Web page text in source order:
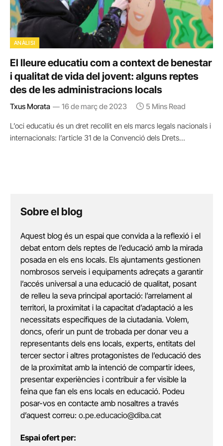
ANÀLISI
El lleure educatiu com a context de benestar
i qualitat de vida del jovent: alguns reptes
des de les administracions locals
Txus Morata 16 de març de 2023 5 Mins Read
L’oci educatiu és un dret recollit en els marcs legals nacionals i
internacionals: l’article 31 de la Convenció dels Drets…
Sobre el blog
Aquest blog és un espai que convida a la reflexió i el
debat entorn dels reptes de l’educació amb la mirada
posada en els ens locals. Els ajuntaments gestionen
nombrosos serveis i equipaments adreçats a garantir
l’accés universal a una educació de qualitat, posant
de relleu la seva principal aportació: l’arrelament al
territori, la proximitat i la capacitat d’adaptació a les
necessitats específiques de la ciutadania. Volem,
doncs, oferir un punt de trobada per donar veu a
representants dels ens locals, experts, entitats del
tercer sector i altres protagonistes de l’educació des
de la proximitat amb la intenció de compartir idees,
presentar experiències i contribuir a fer visible la
feina que fan els ens locals en educació. Podeu
posar-vos en contacte amb nosaltres a través
d’aquest correu: o.pe.educacio@diba.cat
Espai ofert per: